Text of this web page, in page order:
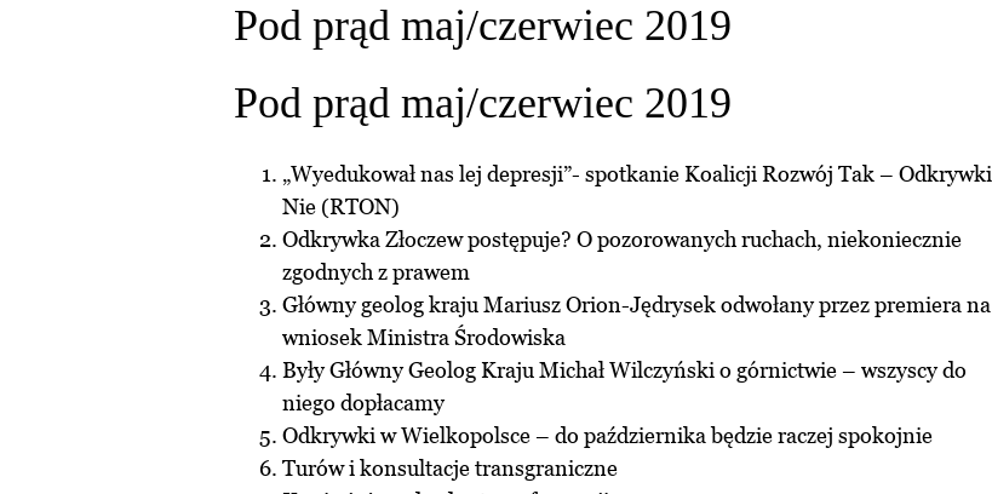
Pod prąd maj/czerwiec 2019
Pod prąd maj/czerwiec 2019
„Wyedukował nas lej depresji”- spotkanie Koalicji Rozwój Tak – Odkrywki
Nie (RTON)
Odkrywka Złoczew postępuje? O pozorowanych ruchach, niekoniecznie
zgodnych z prawem
Główny geolog kraju Mariusz Orion-Jędrysek odwołany przez premiera na
wniosek Ministra Środowiska
Były Główny Geolog Kraju Michał Wilczyński o górnictwie – wszyscy do
niego dopłacamy
Odkrywki w Wielkopolsce – do października będzie raczej spokojnie
Turów i konsultacje transgraniczne